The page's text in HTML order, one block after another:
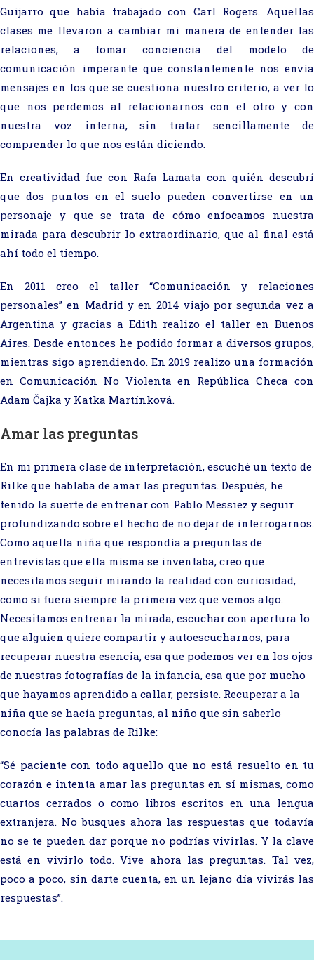
Guijarro que había trabajado con Carl Rogers. Aquellas
clases me llevaron a cambiar mi manera de entender las
relaciones, a tomar conciencia del modelo de
comunicación imperante que constantemente nos envía
mensajes en los que se cuestiona nuestro criterio, a ver lo
que nos perdemos al relacionarnos con el otro y con
nuestra voz interna, sin tratar sencillamente de
comprender lo que nos están diciendo.
En creatividad fue con Rafa Lamata con quién descubrí
que dos puntos en el suelo pueden convertirse en un
personaje y que se trata de cómo enfocamos nuestra
mirada para descubrir lo extraordinario, que al final está
ahí todo el tiempo.
En 2011 creo el taller “Comunicación y relaciones
personales” en Madrid y en 2014 viajo por segunda vez a
Argentina y gracias a Edith realizo el taller en Buenos
Aires. Desde entonces he podido formar a diversos grupos,
mientras sigo aprendiendo. En 2019 realizo una formación
en Comunicación No Violenta en República Checa con
Adam Čajka y Katka Martínková.
Amar las preguntas
En mi primera clase de interpretación, escuché un texto de
Rilke que hablaba de amar las preguntas. Después, he
tenido la suerte de entrenar con Pablo Messiez y seguir
profundizando sobre el hecho de no dejar de interrogarnos.
Como aquella niña que respondía a preguntas de
entrevistas que ella misma se inventaba, creo que
necesitamos seguir mirando la realidad con curiosidad,
como si fuera siempre la primera vez que vemos algo.
Necesitamos entrenar la mirada, escuchar con apertura lo
que alguien quiere compartir y autoescucharnos, para
recuperar nuestra esencia, esa que podemos ver en los ojos
de nuestras fotografías de la infancia, esa que por mucho
que hayamos aprendido a callar, persiste. Recuperar a la
niña que se hacía preguntas, al niño que sin saberlo
conocía las palabras de Rilke:
“Sé paciente con todo aquello que no está resuelto en tu
corazón e intenta amar las preguntas en sí mismas, como
cuartos cerrados o como libros escritos en una lengua
extranjera. No busques ahora las respuestas que todavía
no se te pueden dar porque no podrías vivirlas. Y la clave
está en vivirlo todo. Vive ahora las preguntas. Tal vez,
poco a poco, sin darte cuenta, en un lejano día vivirás las
respuestas”.